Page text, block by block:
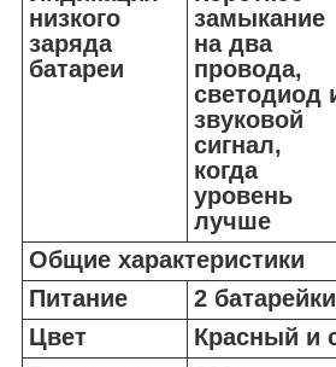
низкого
заряда
батареи
замыкание
на два
провода,
светодиод
звуковой
сигнал,
когда
уровень
лучше
Общие характеристики
Питание
2
Цвет
Красный и